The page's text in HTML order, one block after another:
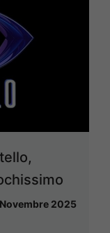
2025